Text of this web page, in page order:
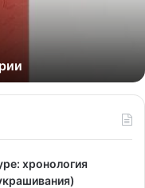
хронология